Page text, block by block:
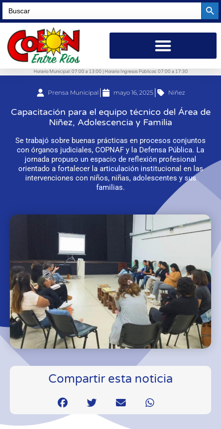
Search
for:
Horario Municipal: 07:00 a 13:00 | Horario Ingresos Públicos: 07:00 a 17:30
Prensa Municipal mayo 16, 2025 Niñez
Capacitación para el equipo técnico del Área de
Niñez, Adolescencia y Familia
Se trabajó sobre buenas prácticas en procesos conjuntos
con órganos judiciales, COPNAF y la Defensa Pública. La
jornada propuso un espacio de reflexión profesional
orientado a fortalecer la articulación institucional en las
intervenciones con niños, niñas, adolescentes y sus
familias.
Compartir esta noticia